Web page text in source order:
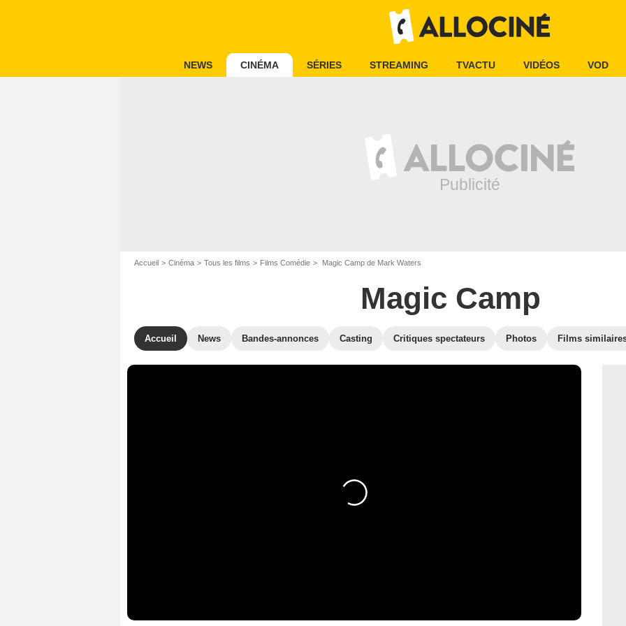
NEWS CINÉMA SÉRIES STREAMING TVACTU VIDÉOS VOD
Accueil Cinéma Tous les films Films Comédie Magic Camp de Mark Waters
Magic Camp
Accueil News Bandes-annonces Casting Critiques spectateurs Photos Films